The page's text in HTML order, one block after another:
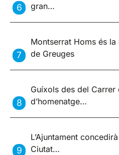
gran…
Montserrat Homs és
de Greuges
Guíxols des del
d’homenatge…
L’Ajuntament
Ciutat…